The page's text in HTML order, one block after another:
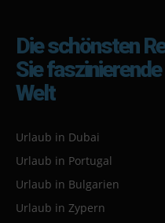
Die schönsten
Sie
Welt
Urlaub in Dubai
Urlaub in Portugal
Urlaub in Bulgarien
Urlaub in Zypern